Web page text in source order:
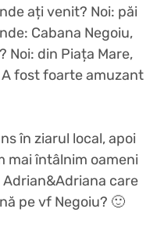
ați venit? Noi: păi
Cabana Negoiu,
Noi: din Piața Mare,
fost foarte amuzant
în ziarul local, apoi
mai întâlnim oameni
care
pe vf Negoiu? 🙂